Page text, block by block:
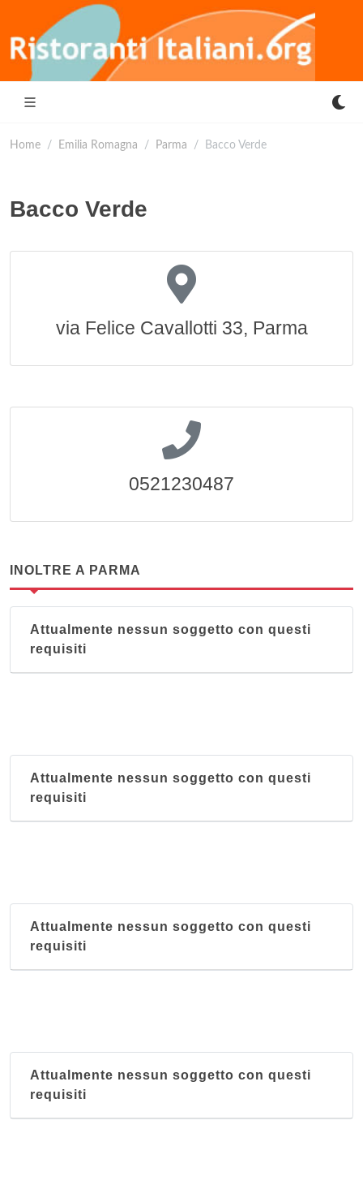
Home Emilia Romagna Parma Bacco Verde
Bacco Verde
via Felice Cavallotti 33, Parma
0521230487
INOLTRE A PARMA
Attualmente nessun soggetto con questi
requisiti
Attualmente nessun soggetto con questi
requisiti
Attualmente nessun soggetto con questi
requisiti
Attualmente nessun soggetto con questi
requisiti